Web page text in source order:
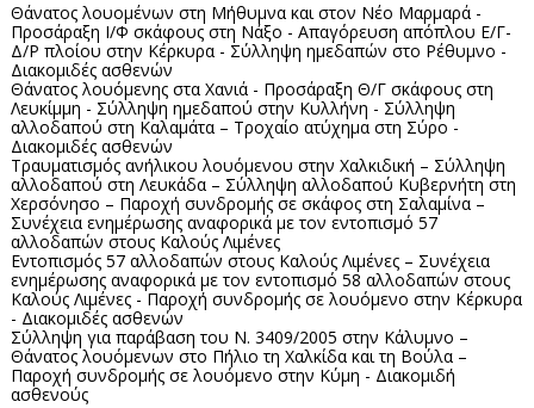
Θάνατος λουομένων στη Μήθυμνα και στον Νέο Μαρμαρά -
Προσάραξη Ι/Φ σκάφους στη Νάξο - Απαγόρευση απόπλου Ε/Γ-
Δ/Ρ πλοίου στην Κέρκυρα - Σύλληψη ημεδαπών στο Ρέθυμνο -
Διακομιδές ασθενών
Θάνατος λουόμενης στα Χανιά - Προσάραξη Θ/Γ σκάφους στη
Λευκίμμη - Σύλληψη ημεδαπού στην Κυλλήνη - Σύλληψη
αλλοδαπού στη Καλαμάτα – Τροχαίο ατύχημα στη Σύρο -
Διακομιδές ασθενών
Τραυματισμός ανήλικου λουόμενου στην Χαλκιδική – Σύλληψη
αλλοδαπού στη Λευκάδα – Σύλληψη αλλοδαπού Κυβερνήτη στη
Χερσόνησο – Παροχή συνδρομής σε σκάφος στη Σαλαμίνα –
Συνέχεια ενημέρωσης αναφορικά με τον εντοπισμό 57
αλλοδαπών στους Καλούς Λιμένες
Εντοπισμός 57 αλλοδαπών στους Καλούς Λιμένες – Συνέχεια
ενημέρωσης αναφορικά με τον εντοπισμό 58 αλλοδαπών στους
Καλούς Λιμένες - Παροχή συνδρομής σε λουόμενο στην Κέρκυρα
- Διακομιδές ασθενών
Σύλληψη για παράβαση του Ν. 3409/2005 στην Κάλυμνο –
Θάνατος λουόμενων στο Πήλιο τη Χαλκίδα και τη Βούλα –
Παροχή συνδρομής σε λουόμενο στην Κύμη - Διακομιδή
ασθενούς